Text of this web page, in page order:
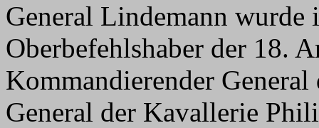
General Lindemann wurde
Oberbefehlshaber der 18.
Kommandierender
General der Kavallerie